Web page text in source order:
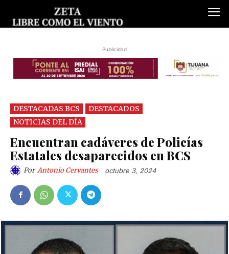
Publicidad
DESTACADAS BCS
DESTACADOS
NOTICIAS DEL DÍA
Encuentran cadáveres de Policías
Estatales desaparecidos en BCS
Por Antonio Cervantes octubre 3, 2024